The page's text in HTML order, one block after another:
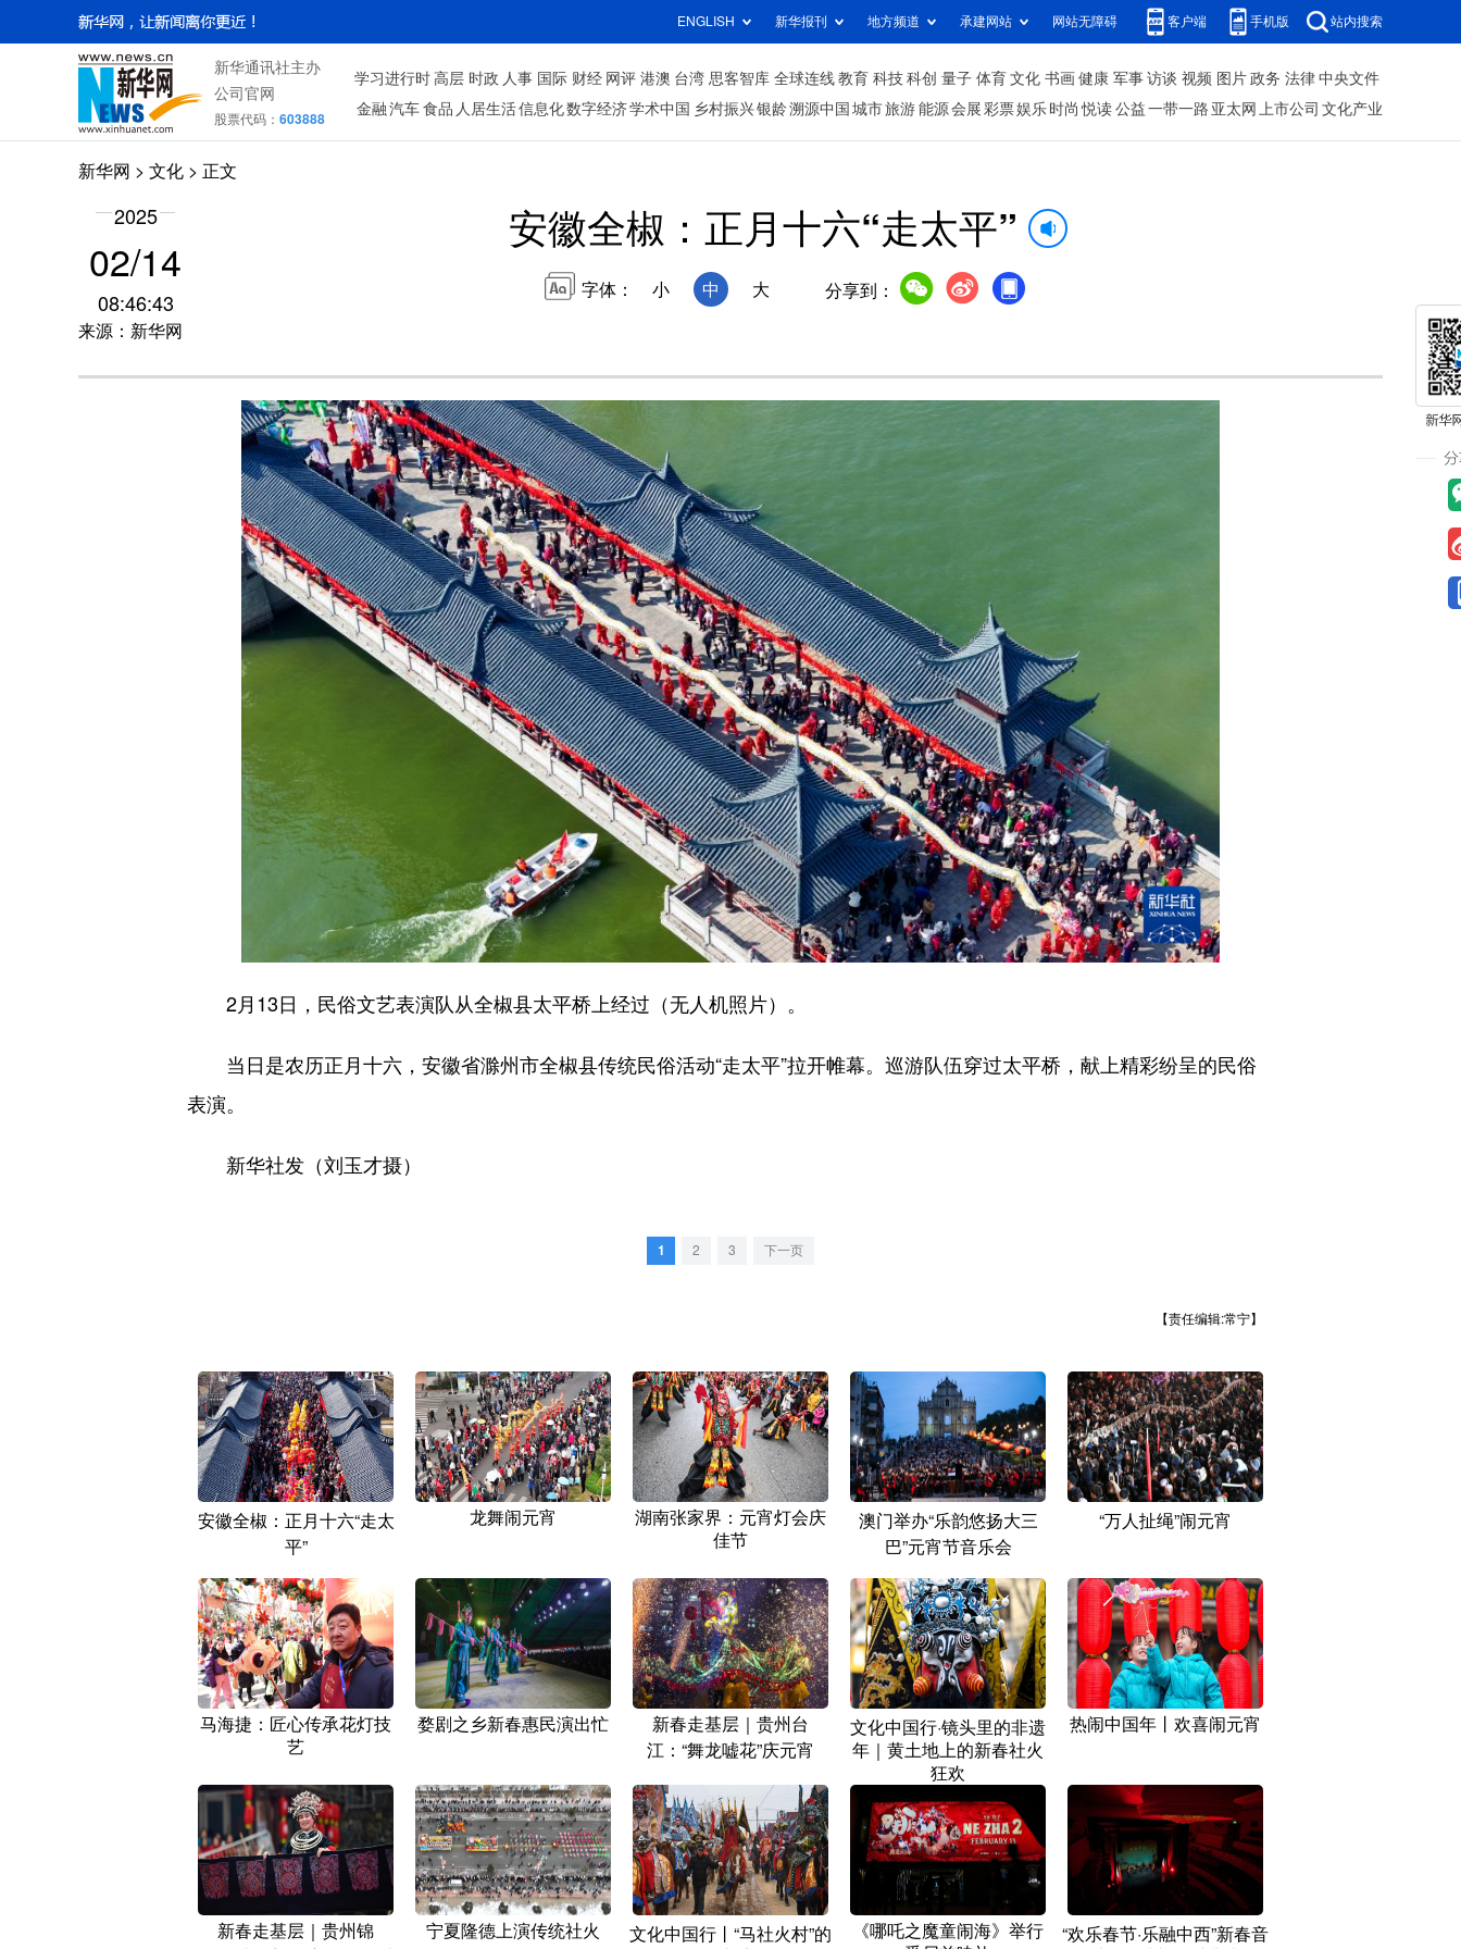
ENGLISH 新华报刊 地方频道 承建网站 网站无障碍 客户端 手机版 站内搜索
新华通讯社主办
公司官网
股票代码： 603888
学习进行时 高层 时政 人事 国际 财经 网评 港澳 台湾 思客智库 全球连线 教育 科技 科创 量子 体育 文化 书画 健康 军事 访谈 视频 图片 政务 法律 中央文件
金融 汽车 食品 人居生活信息化数字经济学术中国 乡村振兴银龄溯源中国 城市旅游 能源 会展 彩票娱乐 时尚 悦读 公益 一带一路 亚太网 上市公司 文化产业
新华网 > 文化 > 正文
2025
02/14
08:46:43
来源：新华网
安徽全椒：正月十六“走太平”
字体： 小 中 大 分享到：
2月13日，民俗文艺表演队从全椒县太平桥上经过（无人机照片）。
当日是农历正月十六，安徽省滁州市全椒县传统民俗活动“走太平”拉开帷幕。巡游队伍穿过太平桥，献上精彩纷呈的民俗
表演。
新华社发（刘玉才摄）
1 2 3 下一页
【责任编辑:常宁】
安徽全椒：正月十六“走太
平”
龙舞闹元宵
湖南张家界：元宵灯会庆
佳节
澳门举办“乐韵悠扬大三
巴”元宵节音乐会
“万人扯绳”闹元宵
马海捷：匠心传承花灯技
艺
婺剧之乡新春惠民演出忙
新春走基层｜贵州台
江：“舞龙嘘花”庆元宵
文化中国行·镜头里的非遗
年｜黄土地上的新春社火
狂欢
热闹中国年丨欢喜闹元宵
新春走基层｜贵州锦
宁夏隆德上演传统社火
文化中国行丨“马社火村”的
《哪吒之魔童闹海》举行
“欢乐春节·乐融中西”新春音